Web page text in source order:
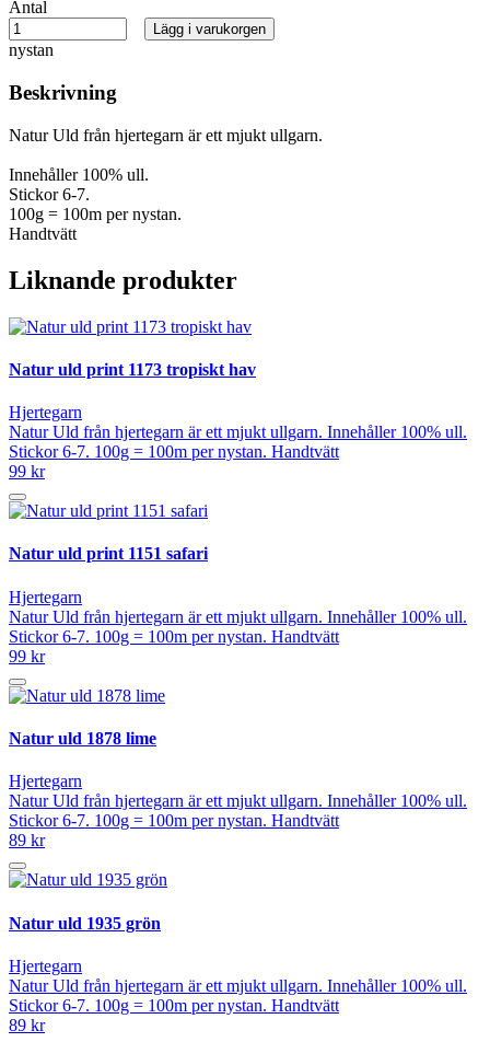
Antal
nystan
Lägg i varukorgen
Beskrivning
Natur Uld från hjertegarn är ett mjukt ullgarn.
Innehåller 100% ull.
Stickor 6-7.
100g = 100m per nystan.
Handtvätt
Liknande produkter
Natur uld print 1173 tropiskt hav
Hjertegarn
Natur Uld från hjertegarn är ett mjukt ullgarn. Innehåller 100% ull.
Stickor 6-7. 100g = 100m per nystan. Handtvätt
99 kr
Natur uld print 1151 safari
Hjertegarn
Natur Uld från hjertegarn är ett mjukt ullgarn. Innehåller 100% ull.
Stickor 6-7. 100g = 100m per nystan. Handtvätt
99 kr
Natur uld 1878 lime
Hjertegarn
Natur Uld från hjertegarn är ett mjukt ullgarn. Innehåller 100% ull.
Stickor 6-7. 100g = 100m per nystan. Handtvätt
89 kr
Natur uld 1935 grön
Hjertegarn
Natur Uld från hjertegarn är ett mjukt ullgarn. Innehåller 100% ull.
Stickor 6-7. 100g = 100m per nystan. Handtvätt
89 kr